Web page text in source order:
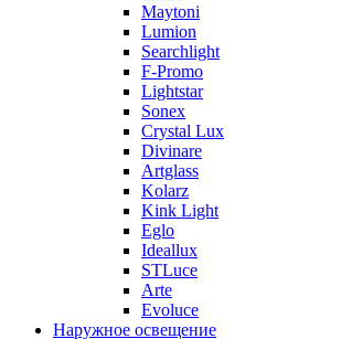
Maytoni
Lumion
Searchlight
F-Promo
Lightstar
Sonex
Crystal Lux
Divinare
Artglass
Kolarz
Kink Light
Eglo
Ideallux
STLuce
Arte
Evoluce
Наружное освещение